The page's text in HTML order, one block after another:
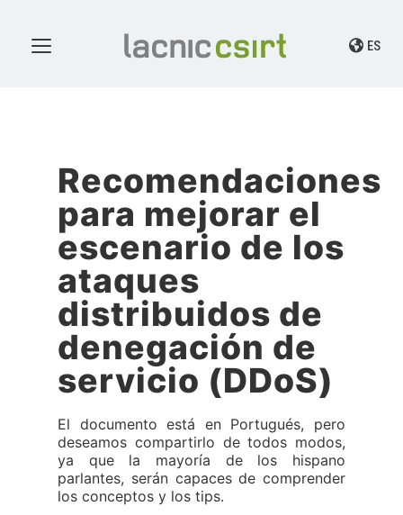
ES
Recomendaciones
para mejorar el
escenario de los
ataques
distribuidos de
denegación de
servicio (DDoS)
El documento está en Portugués, pero
deseamos compartirlo de todos modos,
ya que la mayoría de los hispano
parlantes, serán capaces de comprender
los conceptos y los tips.